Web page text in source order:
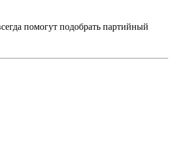
помогут подобрать партийный